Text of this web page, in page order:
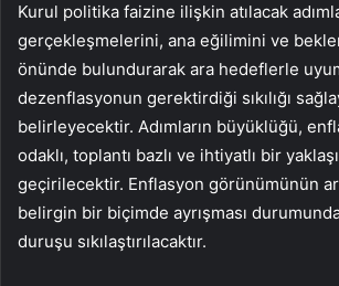
Kurul politika faizine ilişkin atılacak
gerçekleşmelerini, ana eğilimini ve
önünde bulundurarak ara hedeflerle
dezenflasyonun gerektirdiği sıkılığı
belirleyecektir. Adımların büyüklüğü,
odaklı, toplantı bazlı ve ihtiyatlı bir
geçirilecektir. Enflasyon görünümünün
belirgin bir biçimde ayrışması
duruşu sıkılaştırılacaktır.